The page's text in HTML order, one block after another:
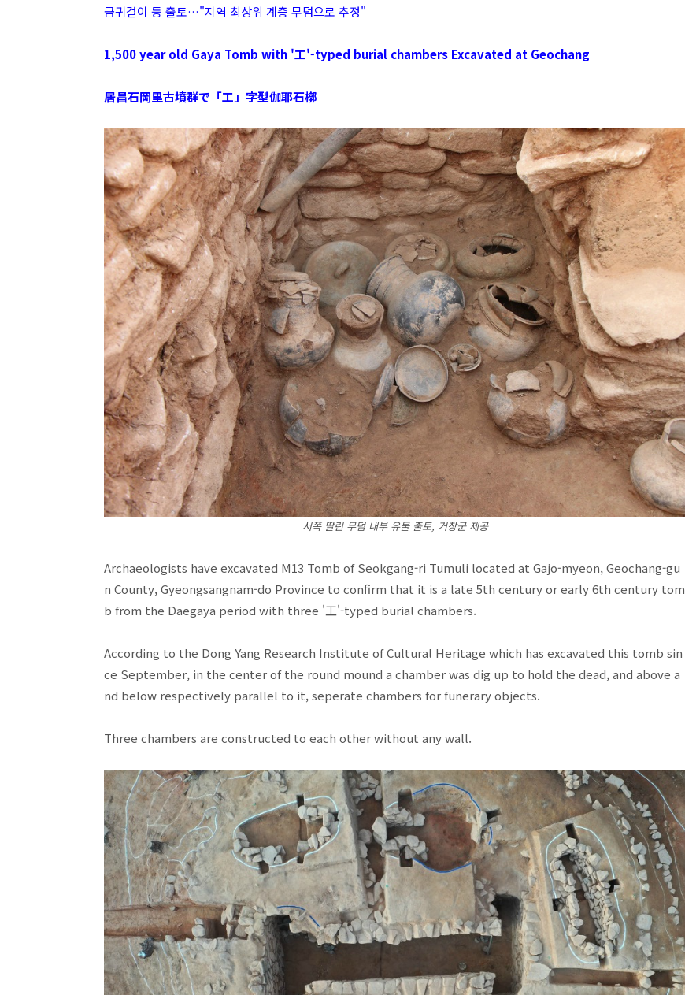
금귀걸이 등 출토…"지역 최상위 계층 무덤으로 추정"
1,500 year old Gaya Tomb with '工'-typed burial chambers Excavated at Geochang
居昌石岡里古墳群で「工」字型伽耶石槨
서쪽 딸린 무덤 내부 유물 출토, 거창군 제공
Archaeologists have excavated M13 Tomb of Seokgang-ri Tumuli located at Gajo-myeon, Geochang-gu
n County, Gyeongsangnam-do Province to confirm that it is a late 5th century or early 6th century tom
b from the Daegaya period with three '工'-typed burial chambers.
According to the Dong Yang Research Institute of Cultural Heritage which has excavated this tomb sin
ce September, in the center of the round mound a chamber was dig up to hold the dead, and above a
nd below respectively parallel to it, seperate chambers for funerary objects.
Three chambers are constructed to each other without any wall.